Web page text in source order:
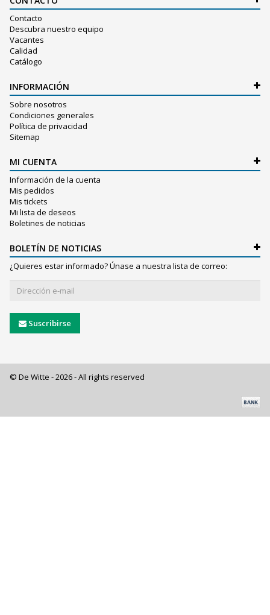
Contacto
Descubra nuestro equipo
Vacantes
Calidad
Catálogo
INFORMACIÓN
Sobre nosotros
Condiciones generales
Política de privacidad
Sitemap
MI CUENTA
Información de la cuenta
Mis pedidos
Mis tickets
Mi lista de deseos
Boletines de noticias
BOLETÍN DE NOTICIAS
¿Quieres estar informado? Únase a nuestra lista de correo:
Suscribirse
© De Witte - 2026 - All rights reserved